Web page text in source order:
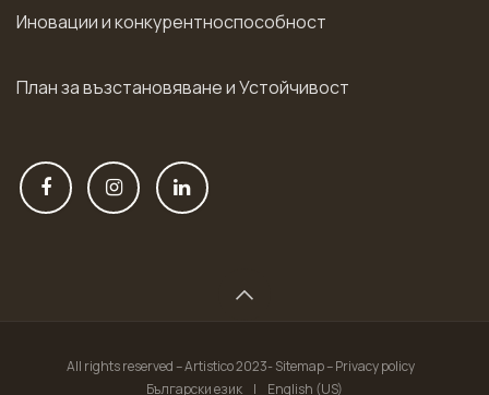
Иновации и конкурентноспособност
План за възстановяване и Устойчивост
All rights reserved – Artistico 2023- Sitemap – Privacy policy
Български език
| English (US)